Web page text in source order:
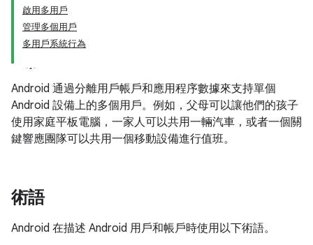
啟用多用戶
管理多個用戶
多用戶系統行為
Android 通過分離用戶帳戶和應用程序數據來支持單個
Android 設備上的多個用戶。例如，父母可以讓他們的孩子
使用家庭平板電腦，一家人可以共用一輛汽車，或者一個關
鍵響應團隊可以共用一個移動設備進行值班。
術語
Android 在描述 Android 用戶和帳戶時使用以下術語。